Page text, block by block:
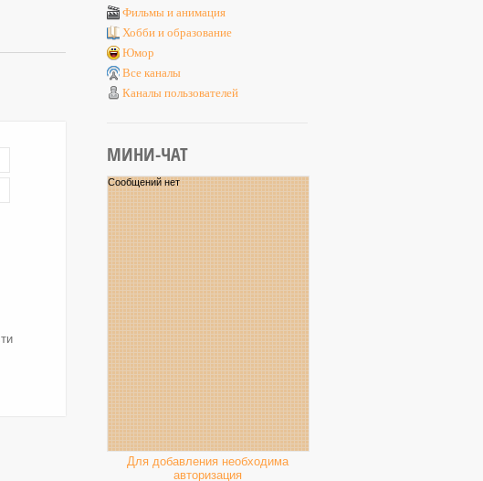
Фильмы и анимация
Хобби и образование
Юмор
Все каналы
Каналы пользователей
МИНИ-ЧАТ
Для добавления необходима
авторизация